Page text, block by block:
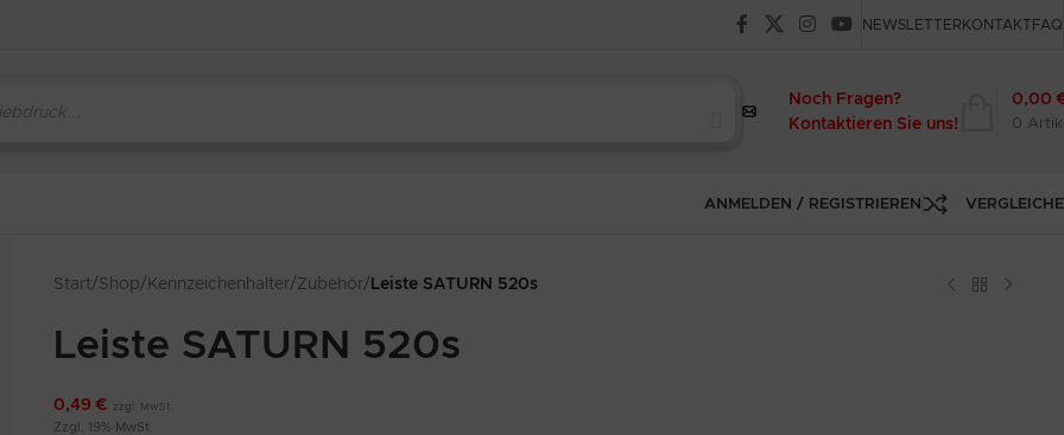
NEWSLETTER KONTAKT FAQ
Noch Fragen?
Kontaktieren Sie uns!
0
0,00
ANMELDEN / REGISTRIEREN
Start/Shop/ Kennzeichenhalter/Zubehör/ Leiste SATURN 520s
Leiste SATURN 520s
0,49 € zzgl. MwSt.
Zzgl. 19% MwSt.